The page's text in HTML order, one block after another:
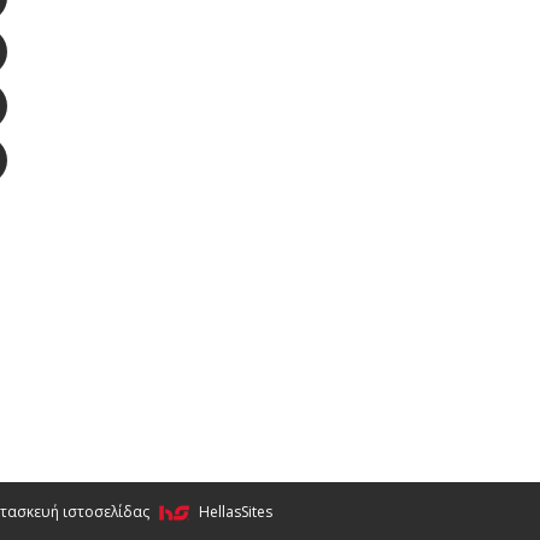
ιστοσελίδας HellasSites